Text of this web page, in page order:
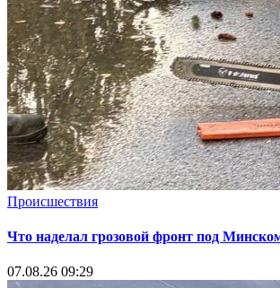
Происшествия
Что наделал грозовой фронт под
07.08.26 09:29